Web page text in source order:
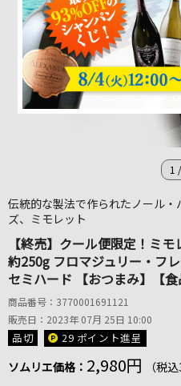
1 /
伝統的な製法で作られたノール
ズ、ミモレット
【終売】クール便限定！ミ
約250g フロマジュリー・フ
セミハード 【おつまみ】【食
商品番号：3770001691121
販売日：2023年 07月 25日 10:00
品切 29 ポイント進呈
ソムリエ価格： 2,980円 （税